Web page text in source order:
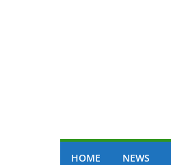
HOME NEWS